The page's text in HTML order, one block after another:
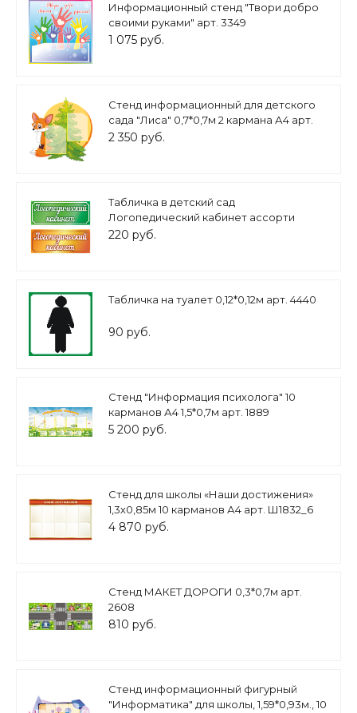
Информационный стенд "Твори добро
своими руками" арт. 3349
1 075 руб.
Стенд информационный для детского
сада "Лиса" 0,7*0,7м 2 кармана А4 арт.
ДС921
2 350 руб.
Табличка в детский сад
Логопедический кабинет ассорти
0,12*0,3м арт. 7405
220 руб.
Табличка на туалет 0,12*0,12м арт. 4440
90 руб.
Стенд "Информация психолога" 10
карманов А4 1,5*0,7м арт. 1889
5 200 руб.
Стенд для школы «Наши достижения»
1,3х0,85м 10 карманов А4 арт. Ш1832_6
4 870 руб.
Стенд МАКЕТ ДОРОГИ 0,3*0,7м арт.
2608
810 руб.
Стенд информационный фигурный
"Информатика" для школы, 1,59*0,93м., 10